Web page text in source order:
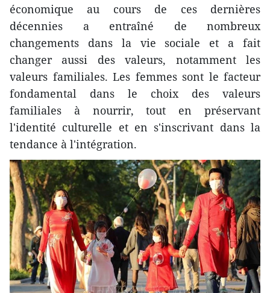
économique au cours de ces dernières
décennies a entraîné de nombreux
changements dans la vie sociale et a fait
changer aussi des valeurs, notamment les
valeurs familiales. Les femmes sont le facteur
fondamental dans le choix des valeurs
familiales à nourrir, tout en préservant
l'identité culturelle et en s'inscrivant dans la
tendance à l'intégration.